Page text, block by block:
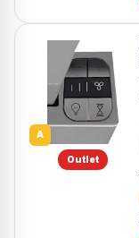
A
Outlet